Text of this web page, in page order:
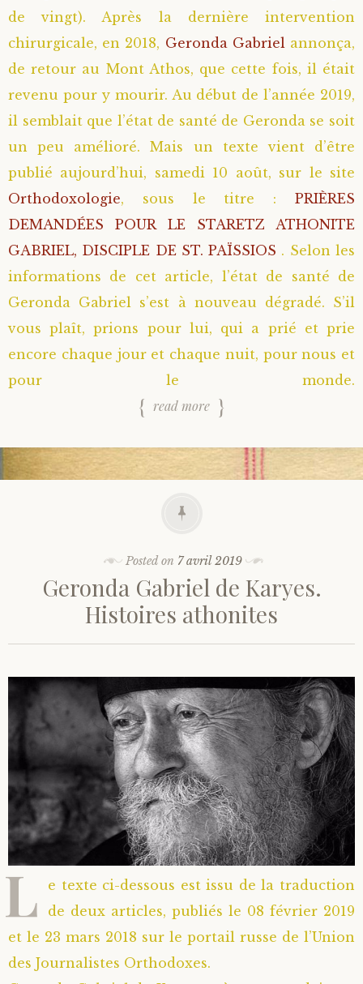
de vingt). Après la dernière intervention
chirurgicale, en 2018, Geronda Gabriel annonça,
de retour au Mont Athos, que cette fois, il était
revenu pour y mourir. Au début de l’année 2019,
il semblait que l’état de santé de Geronda se soit
un peu amélioré. Mais un texte vient d’être
publié aujourd’hui, samedi 10 août, sur le site
Orthodoxologie, sous le titre : PRIÈRES
DEMANDÉES POUR LE STARETZ ATHONITE
GABRIEL, DISCIPLE DE ST. PAÏSSIOS . Selon les
informations de cet article, l’état de santé de
Geronda Gabriel s’est à nouveau dégradé. S’il
vous plaît, prions pour lui, qui a prié et prie
encore chaque jour et chaque nuit, pour nous et
pour le monde.
read more
Posted on 7 avril 2019
Geronda Gabriel de Karyes.
Histoires athonites
L
e texte ci-dessous est issu de la traduction
de deux articles, publiés le 08 février 2019
et le 23 mars 2018 sur le portail russe de l’Union
des Journalistes Orthodoxes.